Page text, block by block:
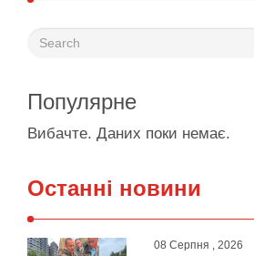
Популярне
Вибачте. Даних поки немає.
Останні новини
08 Серпня , 2026